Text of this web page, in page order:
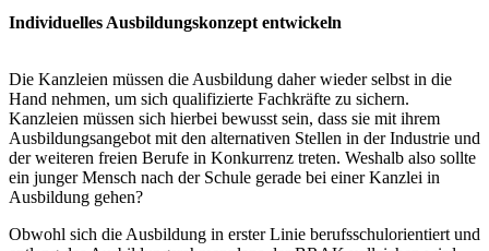
Individuelles Ausbildungskonzept entwickeln
Die Kanzleien müssen die Ausbildung daher wieder selbst in die
Hand nehmen, um sich qualifizierte Fachkräfte zu sichern.
Kanzleien müssen sich hierbei bewusst sein, dass sie mit ihrem
Ausbildungsangebot mit den alternativen Stellen in der Industrie und
der weiteren freien Berufe in Konkurrenz treten. Weshalb also sollte
ein junger Mensch nach der Schule gerade bei einer Kanzlei in
Ausbildung gehen?
Obwohl sich die Ausbildung in erster Linie berufsschulorientiert und